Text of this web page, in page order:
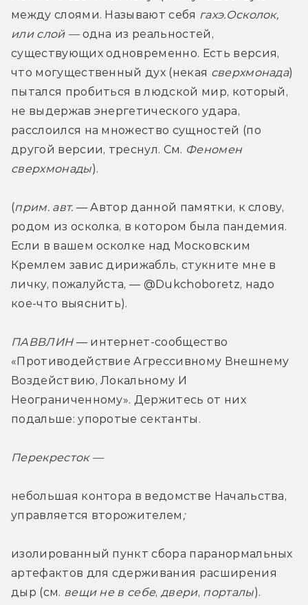
между слоями. Называют себя гахэ.Осколок,
или слой — одна из реальностей,
существующих одновременно. Есть версия,
что могущественный дух (некая сверхмонада)
пытался пробиться в людской мир, который,
не выдержав энергетического удара,
расслоился на множество сущностей (по
другой версии, треснул. См. Феномен
сверхмонады).
(прим. авт. — Автор данной памятки, к слову,
родом из осколка, в котором была пандемия.
Если в вашем осколке над Московским
Кремлем завис дирижабль, стукните мне в
личку, пожалуйста, — @Dukchoboretz, надо
кое-что выяснить).
ПАВВЛИН — интернет-сообщество
«Противодействие Агрессивному Внешнему
Воздействию, Локальному И
Неограниченному». Держитесь от них
подальше: упоротые сектанты.
Перекресток —
небольшая контора в ведомстве Начальства,
управляется второжителем ;
изолированный пункт сбора паранормальных
артефактов для сдерживания расширения
дыр (см. вещи не в себе, двери, порталы).